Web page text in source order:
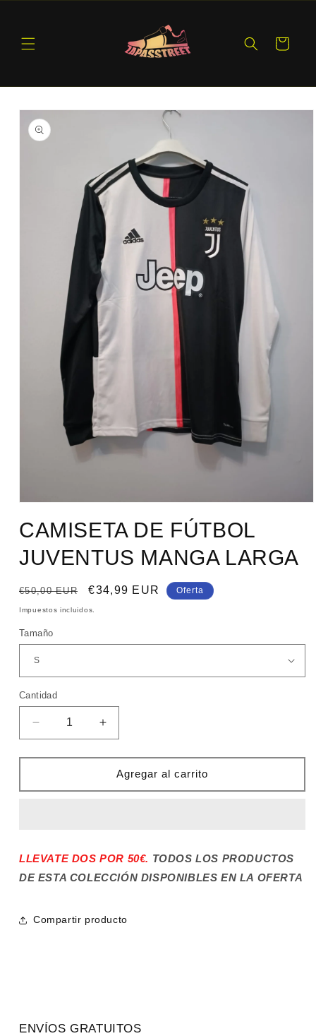
Carrito
directamente
información
multimedia
1
en
una
CAMISETA DE FÚTBOL
JUVENTUS MANGA LARGA
Precio
habitual
€50,00 EUR
Precio
de
€34,99 EUR Oferta
Impuestos incluidos.
Tamaño
Cantidad
Cantidad
Reducir
cantidad
para
DE
Aumentar
cantidad
para
CAMISETA
DE
Agregar al carrito
LLEVATE DOS POR 50€. TODOS LOS PRODUCTOS
DE ESTA COLECCIÓN DISPONIBLES EN LA OFERTA
Compartir producto
ENVÍOS GRATUITOS